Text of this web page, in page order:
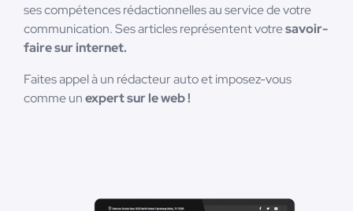
ses compétences rédactionnelles au service de votre
communication. Ses articles représentent votresavoir-
faire sur internet.
Faites appel à un rédacteur auto et imposez-vous
comme unexpert sur le web !